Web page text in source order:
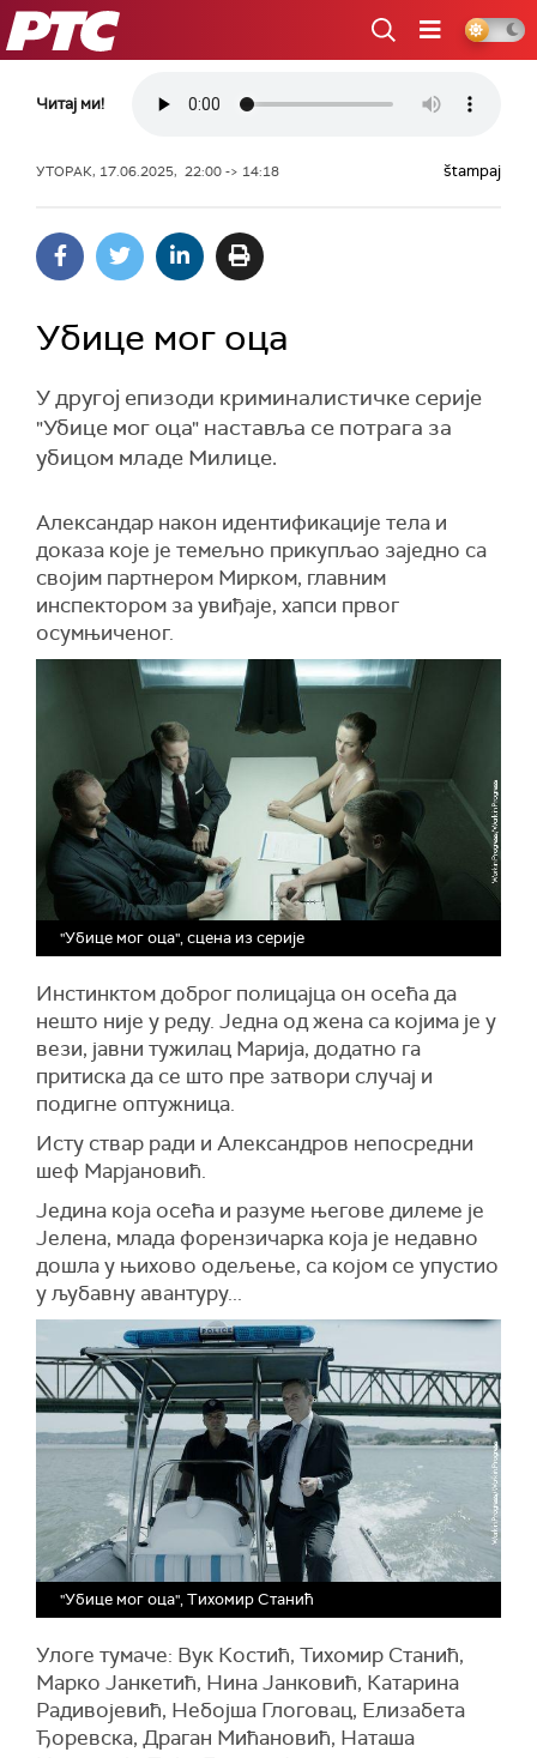
РТС
Читај ми!
УТОРАК, 17.06.2025, 22:00 -> 14:18 štampaj
Убице мог оца
У другој епизоди криминалистичке серије
"Убице мог оца" наставља се потрага за
убицом младе Милице.
Александар након идентификације тела и
доказа које је темељно прикупљао заједно са
својим партнером Мирком, главним
инспектором за увиђаје, хапси првог
осумњиченог.
"Убице мог оца", сцена из серије
Инстинктом доброг полицајца он осећа да
нешто није у реду. Једна од жена са којима је у
вези, јавни тужилац Марија, додатно га
притиска да се што пре затвори случај и
подигне оптужница.
Исту ствар ради и Александров непосредни
шеф Марјановић.
Једина која осећа и разуме његове дилеме је
Јелена, млада форензичарка која је недавно
дошла у њихово одељење, са којом се упустио
у љубавну авантуру...
"Убице мог оца", Тихомир Станић
Улоге тумаче: Вук Костић, Тихомир Станић,
Марко Јанкетић, Нина Јанковић, Катарина
Радивојевић, Небојша Глоговац, Елизабета
Ђоревска, Драган Мићановић, Наташа